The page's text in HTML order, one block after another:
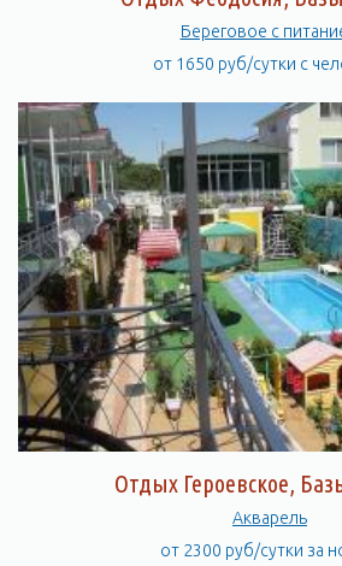
Береговое с
от 1650 руб/сутки с
Отдых Героевское,
Акварель
от 2300 руб/сутки за